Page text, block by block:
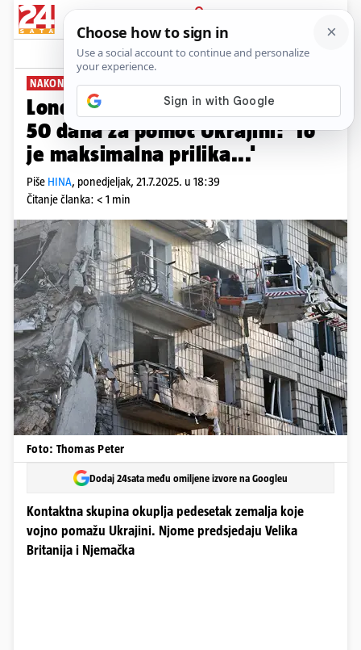
PRIJAVA
News Komentari
NAKON ULATIMATUMA TRUMPA
London poziva na kampanju od
50 dana za pomoć Ukrajini: 'To
je maksimalna prilika...'
Piše HINA, ponedjeljak, 21.7.2025. u 18:39
Čitanje članka: < 1 min
Foto: Thomas Peter
Dodaj 24sata među omiljene izvore na Googleu
Kontaktna skupina okuplja pedesetak zemalja koje
vojno pomažu Ukrajini. Njome predsjedaju Velika
Britanija i Njemačka